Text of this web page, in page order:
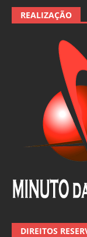
REALIZAÇÃO
DIREITOS